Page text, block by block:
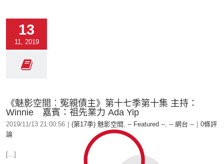
13
11, 2019
《魅影空間︰冤親債主》第十七季第十集 主持：
Winnie 嘉賓：祖先業力 Ada Yip
2019/11/13 21:00:56 (第17季) 魅影空間 , -- Featured --, -- 網台 --
0條評
論
[...]